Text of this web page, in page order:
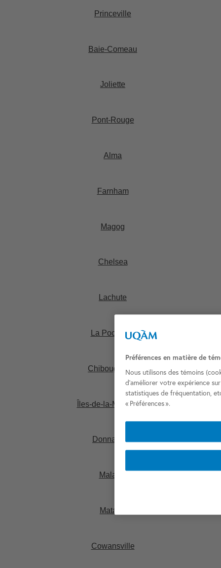
Princeville
Baie-Comeau​
Joliette​
Pont-Rouge​
Alma​
Farnham​
Magog
Chelsea​
Lachute​
La Pocatière​
Chibougamau​
Îles-de-la-Madeleine​
Donnacona​
Malartic​
Matane​
Cowansville​
Préférences en matière de
Nous utilisons des témoins
d’améliorer votre expérience
statistiques de fréquentation,
« Préférences ».